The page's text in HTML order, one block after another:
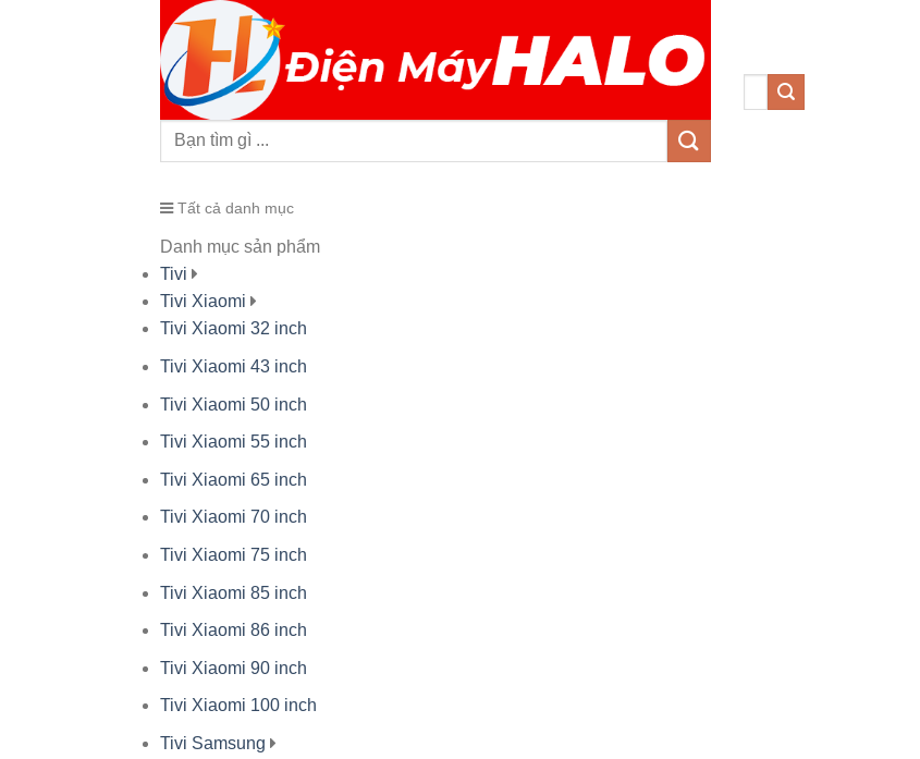
Tất cả danh mục
Danh mục sản phẩm
Tivi
Tivi Xiaomi
Tivi Xiaomi 32 inch
Tivi Xiaomi 43 inch
Tivi Xiaomi 50 inch
Tivi Xiaomi 55 inch
Tivi Xiaomi 65 inch
Tivi Xiaomi 70 inch
Tivi Xiaomi 75 inch
Tivi Xiaomi 85 inch
Tivi Xiaomi 86 inch
Tivi Xiaomi 90 inch
Tivi Xiaomi 100 inch
Tivi Samsung